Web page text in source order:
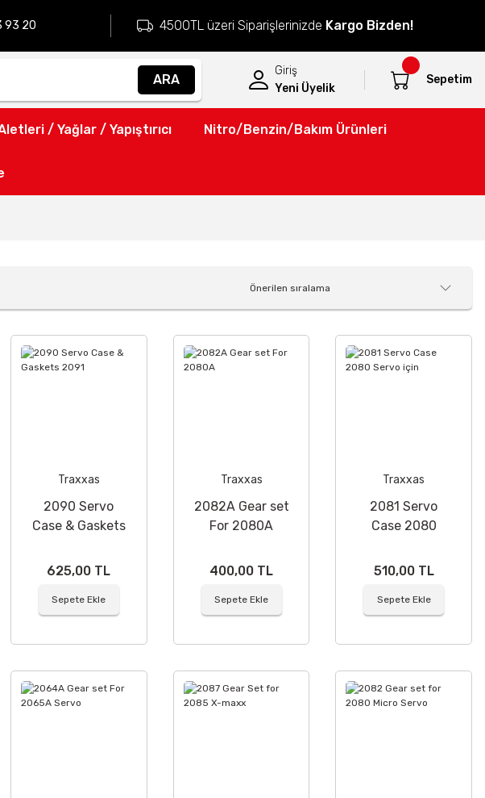
93 20 4500TL üzeri Siparişlerinizde Kargo Bizden!
ARA
Giriş
Yeni Üyelik
Sepetim
/ Yağlar / Yapıştırıcı Nitro/Benzin/Bakım Ürünleri
Traxxas
2090 Servo
Case & Gaskets
625,00 TL
Sepete Ekle
Traxxas
2082A Gear set
For 2080A
400,00 TL
Sepete Ekle
Traxxas
2081 Servo
Case 2080
510,00 TL
Sepete Ekle